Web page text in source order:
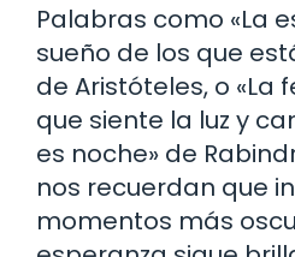
Palabras como «La
sueño de los que
de Aristóteles, o «La
que siente la luz y
es noche» de
nos recuerdan que
momentos más